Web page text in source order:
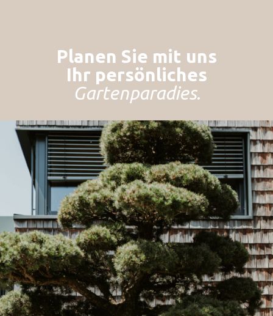
Planen Sie mit uns
Ihr persönliches
Gartenparadies.